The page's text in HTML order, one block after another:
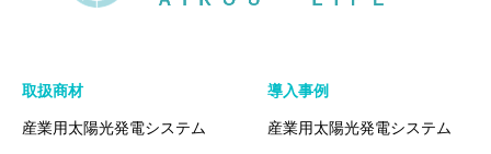
取扱商材
産業用太陽光発電システム
導入事例
産業用太陽光発電システム